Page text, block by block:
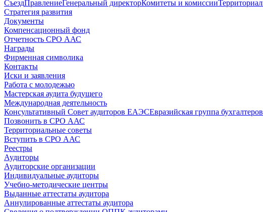
СъездПравлениеГенеральный директорКомитеты и комиссии
Стратегия развития
Документы
Компенсационный фонд
Отчетность СРО ААС
Награды
Фирменная символика
Контакты
Иски и заявления
Работа с молодежью
Мастерская аудита будущего
Международная деятельность
Консультативный Совет аудиторов ЕАЭСЕвразийская группа
Позвонить в СРО ААС
Территориальные советы
Вступить в СРО ААС
Реестры
Аудиторы
Аудиторские организации
Индивидуальные аудиторы
Учебно-методические центры
Выданные аттестаты аудитора
Аннулированные аттестаты аудитора